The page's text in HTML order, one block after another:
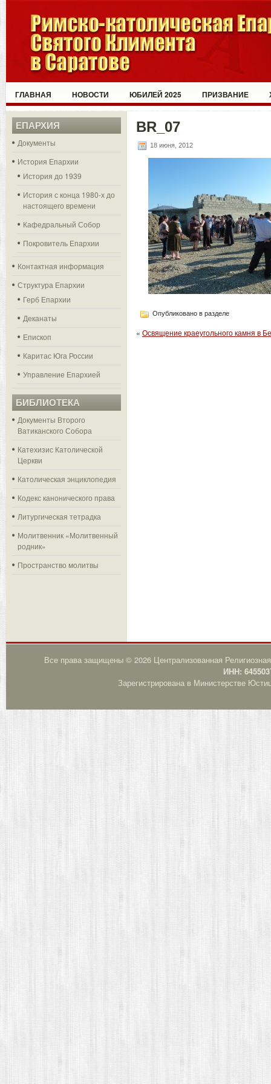
ГЛАВНАЯ НОВОСТИ ЮБИЛЕЙ 2025 ПРИЗВАНИЕ
ЕПАРХИЯ
Документы
История Епархии
История до 1939
История с конца 1980-х до
настоящего времени
Кафедральный Собор
Покровитель Епархии
Контактная информация
Структура Епархии
Герб Епархии
Деканаты
Епископ
Каритас Юга России
Управление Епархией
БИБЛИОТЕКА
Документы Второго
Ватиканского Собора
Катехизис Католической
Церкви
Католическая энциклопедия
Кодекс канонического права
Литургическая тетрадка
Молитвенник «Молитвенный
родник»
Пространство молитвы
BR_07
18 июня, 2012
Опубликовано в разделе
« Освящение краеугольного камня в
Все права защищены © 2026 Централизованная
ИНН:
Зарегистрирована в Министерстве